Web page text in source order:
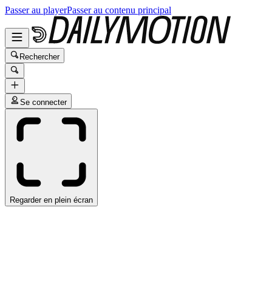
Passer au playerPasser au contenu principal
Rechercher
Se connecter
Regarder en plein écran